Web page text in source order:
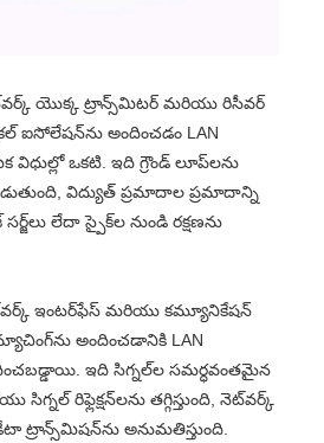
యొక్క ట్రాన్స్‌మిటర్ మరియు రిసీవర్
ఐసోలేషన్‌ను అందించడం LAN
ఒకటి. ఇది గ్రౌండ్ లూప్‌లను
విద్యుత్ ప్రమాదాల ప్రమాదాన్ని
లేదా స్పైక్‌ల నుండి రక్షణను
ఇంటర్‌ఫేస్ మరియు కమ్యూనికేషన్
అందించడానికి LAN
ఇది సిగ్నల్‌ల సమర్ధవంతమైన
సిగ్నల్ రిఫ్లెక్షన్‌లను తగ్గిస్తుంది, నెట్‌వర్క్
అనుమతిస్తుంది.